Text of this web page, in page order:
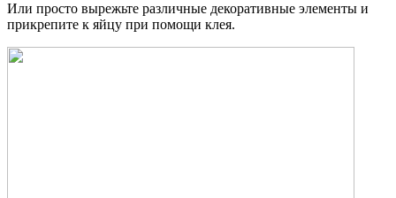
Или просто вырежьте различные декоративные элементы и
прикрепите к яйцу при помощи клея.